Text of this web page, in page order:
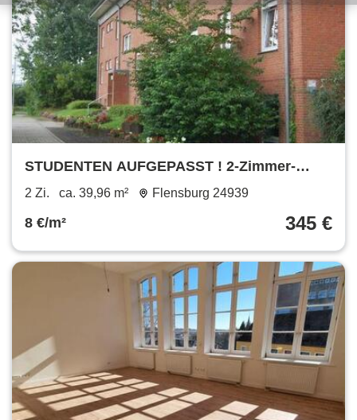
STUDENTEN AUFGEPASST ! 2-Zimmer-
Wohnung mit Busanbindung zur Uni
2 Zi. ca. 39,96 m² Flensburg 24939
8 €/m² 345 €